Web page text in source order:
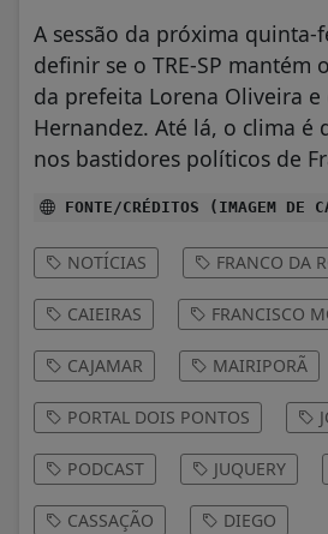
A sessão da próxima quinta-
definir se o TRE-SP mantém
da prefeita Lorena Oliveira e
Hernandez. Até lá, o clima é
nos bastidores políticos de
FONTE/CRÉDITOS (IMAGEM DE
NOTÍCIAS FRANCO DA
CAIEIRAS FRANCISCO
CAJAMAR MAIRIPORÃ
PORTAL DOIS PONTOS
PODCAST JUQUERY
CASSAÇÃO DIEGO